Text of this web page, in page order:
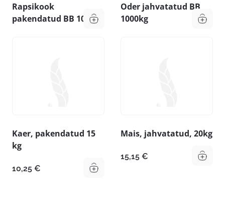
Rapsikook
pakendatud BB 1000kg
Oder jahvatatud BB
1000kg
Kaer, pakendatud 15
kg
10,25 €
Mais, jahvatatud, 20kg
15,15 €